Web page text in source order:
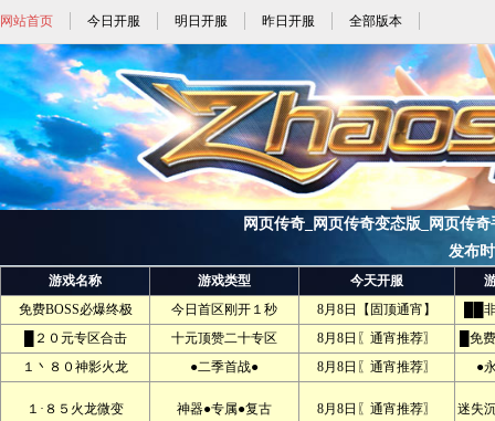
网站首页 今日开服 明日开服 昨日开服 全部版本
网页传奇_网页传奇变态版_网页传
发布
游戏名称 游戏类型 今天开服
免费BOSS必爆终极
今日首区刚开１秒 8月8日【固顶通宵】
██
█２０元专区合击
十元顶赞二十专区 8月8日〖通宵推荐〗
█免
１丶８０神影火龙
●二季首战● 8月8日〖通宵推荐〗 ●
１·８５火龙微变 神器●专属●复古 8月8日〖通宵推荐〗 迷失